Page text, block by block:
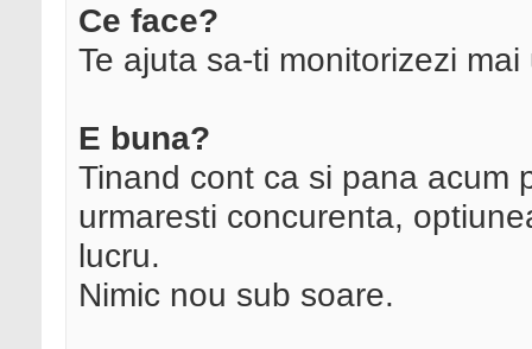
Ce face?
Te ajuta sa-ti monitorizezi
E buna?
Tinand cont ca si pana acum
urmaresti concurenta,
lucru.
Nimic nou sub soare.